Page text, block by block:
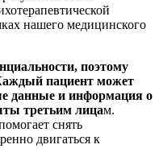
нашего медицинского
поэтому
пациент может
данные и информация о
третьим лицам.
снять
двигаться к